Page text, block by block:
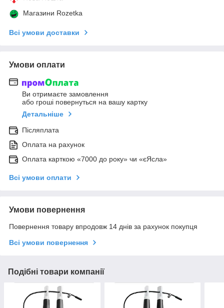
Магазини Rozetka
Всі умови доставки
Умови оплати
Ви отримаєте замовлення
або гроші повернуться на вашу картку
Детальніше
Післяплата
Оплата на рахунок
Оплата карткою «7000 до року» чи «єЯсла»
Всі умови оплати
Умови повернення
Повернення товару впродовж 14 днів за рахунок покупця
Всі умови повернення
Подібні товари компанії